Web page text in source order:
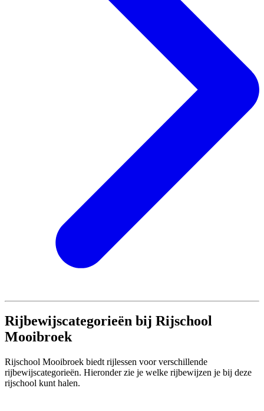
Rijbewijscategorieën bij Rijschool
Mooibroek
Rijschool Mooibroek biedt rijlessen voor verschillende
rijbewijscategorieën. Hieronder zie je welke rijbewijzen je bij deze
rijschool kunt halen.